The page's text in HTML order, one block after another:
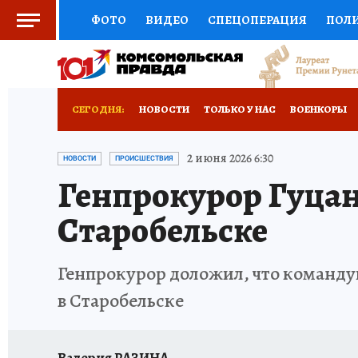
ФОТО ВИДЕО СПЕЦОПЕРАЦИЯ
СОЦПОДДЕРЖКА НАУКА СПОРТ
НЕДВИЖИМОСТЬ
РАДИО КП РЕКЛАМА ТЕСТЫ
СЕГОДНЯ: НОВОСТИ ТОЛЬКО У НАС ВОЕНКОРЫ
ИСПЫТАНО НА СЕБЕ
НОВОСТИ ПРОИСШЕСТВИЯ 2 июня 2026 6:30
Генпрокурор
Старобельске
Генпрокурор доложил, что
в Старобельске